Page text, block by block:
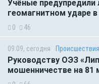
Учёные предупредили
геомагнитном ударе
0 46
09:09, сегодня Происшествия
Руководству ОЭЗ
мошенничестве на 81